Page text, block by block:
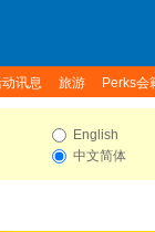
讯息 旅游 Perks会
English
中文简体